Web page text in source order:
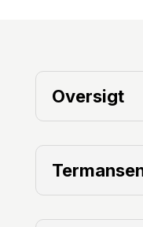
Oversigt